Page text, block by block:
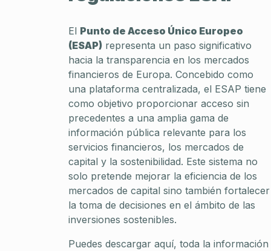
El Punto de Acceso Único Europeo
(ESAP) representa un paso significativo
hacia la transparencia en los mercados
financieros de Europa. Concebido como
una plataforma centralizada, el ESAP tiene
como objetivo proporcionar acceso sin
precedentes a una amplia gama de
información pública relevante para los
servicios financieros, los mercados de
capital y la sostenibilidad. Este sistema no
solo pretende mejorar la eficiencia de los
mercados de capital sino también fortalecer
la toma de decisiones en el ámbito de las
inversiones sostenibles.
Puedes descargar aquí, toda la información